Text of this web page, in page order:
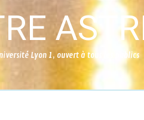
Lyon 1, ouvert à tous les publics